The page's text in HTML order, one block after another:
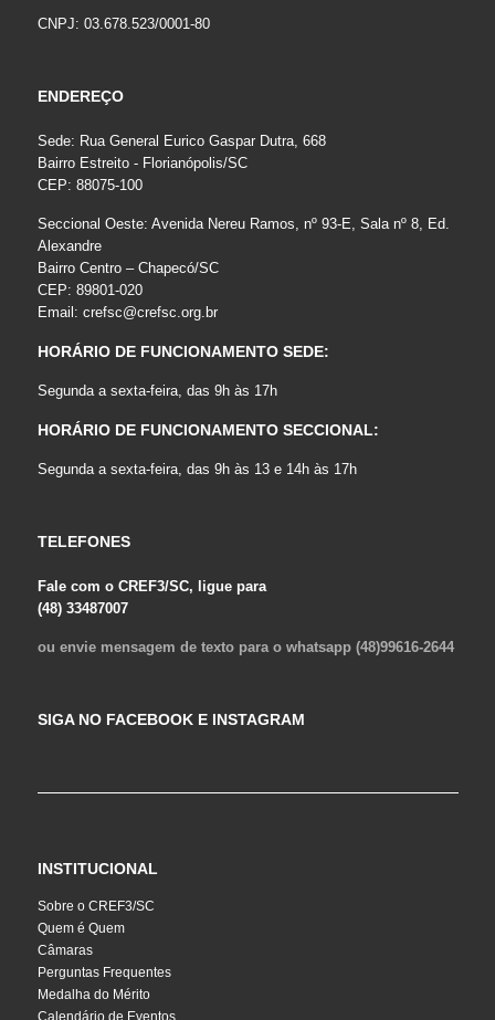
CNPJ: 03.678.523/0001-80
ENDEREÇO
Sede: Rua General Eurico Gaspar Dutra, 668
Bairro Estreito - Florianópolis/SC
CEP: 88075-100
Seccional Oeste: Avenida Nereu Ramos, nº 93-E, Sala nº 8, Ed.
Alexandre
Bairro Centro – Chapecó/SC
CEP: 89801-020
Email: crefsc@crefsc.org.br
HORÁRIO DE FUNCIONAMENTO SEDE:
Segunda a sexta-feira, das 9h às 17h
HORÁRIO DE FUNCIONAMENTO SECCIONAL:
Segunda a sexta-feira, das 9h às 13 e 14h às 17h
TELEFONES
Fale com o CREF3/SC, ligue para
(48) 33487007
ou envie mensagem de texto para o whatsapp (48)99616-2644
SIGA NO FACEBOOK E INSTAGRAM
INSTITUCIONAL
Sobre o CREF3/SC
Quem é Quem
Câmaras
Perguntas Frequentes
Medalha do Mérito
Calendário de Eventos